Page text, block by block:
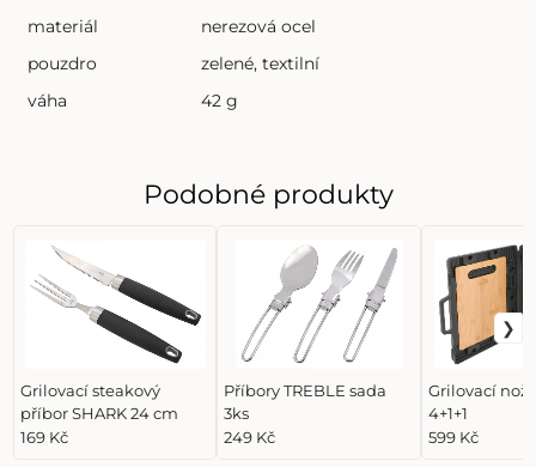
materiál
nerezová ocel
pouzdro
zelené, textilní
váha
42 g
Podobné produkty
Grilovací steakový
příbor SHARK 24 cm
169 Kč
Příbory TREBLE sada
3ks
249 Kč
Grilovací
4+1+1
599 Kč